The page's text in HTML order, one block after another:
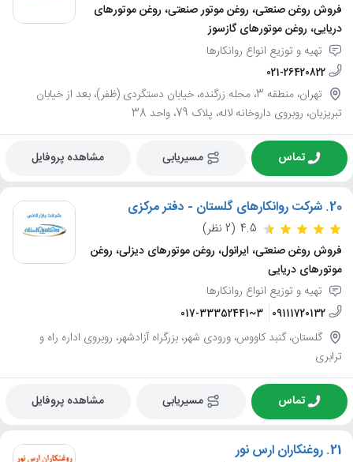
فروش روغن صنعتی، روغن موتور صنعتی، روغن موتورهای
دریایی، روغن موتورهای گازسوز
تهیه و توزیع انواع روانکارها
021-26420822
تهران، منطقه 3، محله زرگنده، خیابان دستگردی (ظفر)، بعد از خیابان
تبریزیان، روبروی داروخانه لاله، پلاک 79، واحد 38
تماس مسیریابی مشاهده پروفایل
20. شرکت روانکارهای گلستان - دفتر مرکزی
4.5 (2 نظر)
فروش روغن صنعتی، ایرانول، روغن موتورهای دیزلی، روغن
موتورهای دریایی
تهیه و توزیع انواع روانکارها
09111720132
017-33352441~3
گلستان، گنبد کاووس، ورودی شهر، بزرگراه آزادشهر، روبروی اداره راه و
ترابری
تماس مسیریابی مشاهده پروفایل
21. روغنکاران ارس نور